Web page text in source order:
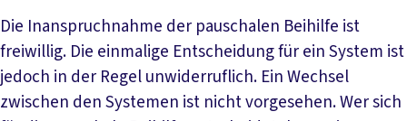
Die Inanspruchnahme der pauschalen Beihilfe ist
freiwillig. Die einmalige Entscheidung für ein System ist
jedoch in der Regel unwiderruflich. Ein Wechsel
zwischen den Systemen ist nicht vorgesehen. Wer sich